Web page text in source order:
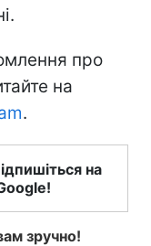
про
на
.
на
зручно!